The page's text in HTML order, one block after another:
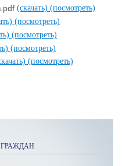
(скачать) (посмотреть)
(посмотреть)
(посмотреть)
(посмотреть)
(посмотреть)